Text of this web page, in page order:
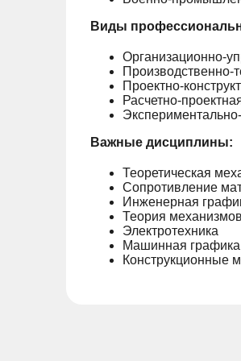
Виды
Организационно-
Производственно-
Проектно-
Расчетно-
Важные дисциплины:
Теоретическая
Сопротивление
Инженерная
Теория механизмов
Электротехника
Машинная графика
Конструкционные